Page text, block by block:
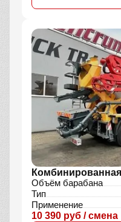
Объём барабана
Тип
Применение
10 390 руб / смена